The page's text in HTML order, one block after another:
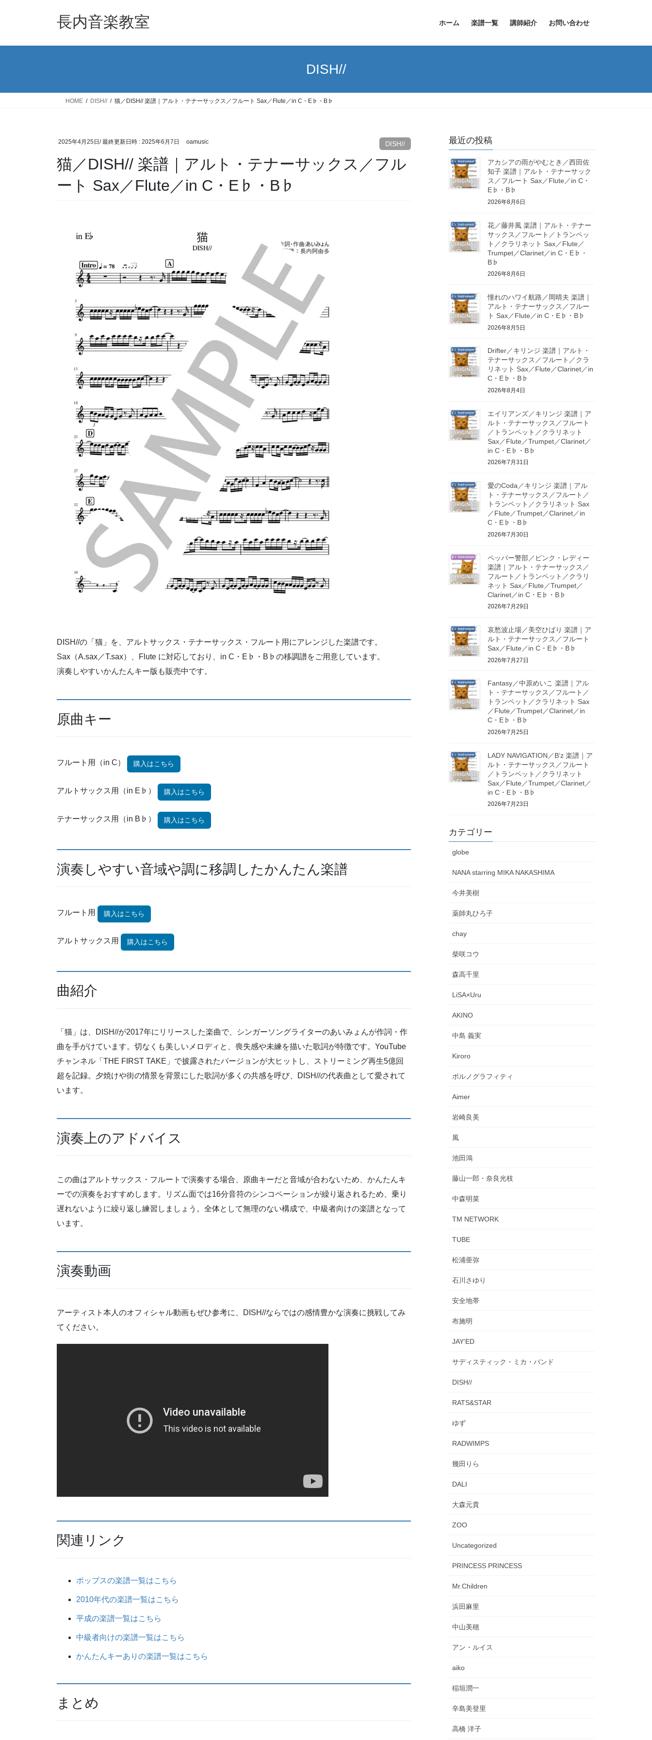
長内音楽教室 ホーム 楽譜一覧 講師紹介 お問い合わせ
DISH//
HOME DISH// 猫／DISH// 楽譜｜アルト・テナーサックス／フルート Sax／Flute／in C・E♭・B♭
2025年4月25日 / 最終更新日時 : 2025年6月7日 oamusic DISH//
猫／DISH// 楽譜｜アルト・テナーサックス／フル
ート Sax／Flute／in C・E♭・B♭
DISH//の「猫」を、アルトサックス・テナーサックス・フルート用にアレンジした楽譜です。
Sax（A.sax／T.sax）、Flute に対応しており、in C・E♭・B♭の移調譜をご用意しています。
演奏しやすいかんたんキー版も販売中です。
原曲キー
フルート用（in C） 購入はこちら
アルトサックス用（in E♭） 購入はこちら
テナーサックス用（in B♭） 購入はこちら
演奏しやすい音域や調に移調したかんたん楽譜
フルート用 購入はこちら
アルトサックス用 購入はこちら
曲紹介
「猫」は、DISH//が2017年にリリースした楽曲で、シンガーソングライターのあいみょんが作詞・作
曲を手がけています。切なくも美しいメロディと、喪失感や未練を描いた歌詞が特徴です。YouTube
チャンネル「THE FIRST TAKE」で披露されたバージョンが大ヒットし、ストリーミング再生5億回
超を記録。夕焼けや街の情景を背景にした歌詞が多くの共感を呼び、DISH//の代表曲として愛されて
います。
演奏上のアドバイス
この曲はアルトサックス・フルートで演奏する場合、原曲キーだと音域が合わないため、かんたんキ
ーでの演奏をおすすめします。リズム面では16分音符のシンコペーションが繰り返されるため、乗り
遅れないように繰り返し練習しましょう。全体として無理のない構成で、中級者向けの楽譜となって
います。
演奏動画
アーティスト本人のオフィシャル動画もぜひ参考に、DISH//ならではの感情豊かな演奏に挑戦してみ
てください。
関連リンク
ポップスの楽譜一覧はこちら
2010年代の楽譜一覧はこちら
平成の楽譜一覧はこちら
中級者向けの楽譜一覧はこちら
かんたんキーありの楽譜一覧はこちら
まとめ
最近の投稿
アカシアの雨がやむとき／西田佐
知子 楽譜｜アルト・テナーサック
ス／フルート Sax／Flute／in C・
E♭・B♭
2026年8月6日
花／藤井風 楽譜｜アルト・テナー
サックス／フルート／トランペッ
ト／クラリネット Sax／Flute／
Trumpet／Clarinet／in C・E♭・
B♭
2026年8月6日
憧れのハワイ航路／岡晴夫 楽譜｜
アルト・テナーサックス／フルー
ト Sax／Flute／in C・E♭・B♭
2026年8月5日
Drifter／キリンジ 楽譜｜アルト・
テナーサックス／フルート／クラ
リネット Sax／Flute／Clarinet／in
C・E♭・B♭
2026年8月4日
エイリアンズ／キリンジ 楽譜｜ア
ルト・テナーサックス／フルート
／トランペット／クラリネット
Sax／Flute／Trumpet／Clarinet／
in C・E♭・B♭
2026年7月31日
愛のCoda／キリンジ 楽譜｜アル
ト・テナーサックス／フルート／
トランペット／クラリネット Sax
／Flute／Trumpet／Clarinet／in
C・E♭・B♭
2026年7月30日
ペッパー警部／ピンク・レディー
楽譜｜アルト・テナーサックス／
フルート／トランペット／クラリ
ネット Sax／Flute／Trumpet／
Clarinet／in C・E♭・B♭
2026年7月29日
哀愁波止場／美空ひばり 楽譜｜ア
ルト・テナーサックス／フルート
Sax／Flute／in C・E♭・B♭
2026年7月27日
Fantasy／中原めいこ 楽譜｜アル
ト・テナーサックス／フルート／
トランペット／クラリネット Sax
／Flute／Trumpet／Clarinet／in
C・E♭・B♭
2026年7月25日
LADY NAVIGATION／B’z 楽譜｜ア
ルト・テナーサックス／フルート
／トランペット／クラリネット
Sax／Flute／Trumpet／Clarinet／
in C・E♭・B♭
2026年7月23日
カテゴリー
globe
NANA starring MIKA NAKASHIMA
今井美樹
薬師丸ひろ子
chay
柴咲コウ
森高千里
LiSA×Uru
AKINO
中島 義実
Kiroro
ポルノグラフィティ
Aimer
岩崎良美
風
池田鴻
藤山一郎・奈良光枝
中森明菜
TM NETWORK
TUBE
松浦亜弥
石川さゆり
安全地帯
布施明
JAY'ED
サディスティック・ミカ・バンド
DISH//
RATS&STAR
ゆず
RADWIMPS
幾田りら
DALI
大森元貴
ZOO
Uncategorized
PRINCESS PRINCESS
Mr.Children
浜田麻里
中山美穂
アン・ルイス
aiko
稲垣潤一
辛島美登里
高橋 洋子